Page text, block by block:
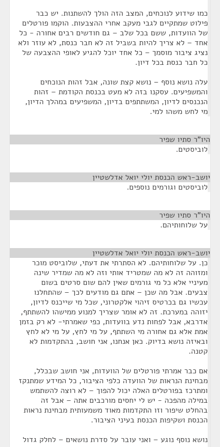
כמו שידוע לנוכחים, המצב הזה הולך להשתנות. יש כבר
פילוט שמתקיים לגבי מעקב אחרי ההצבעות. הוקמו פורטלים
של הוועדות, ששם בכל שלב – גם חודשים רבים אחורה - כל
אחד – לא צריך להיות בשביל זה לא חבר כנסת, לא עוזר ולא
נציג ציבור מוסמך – כל אחד יוכל להגיע לאופי ההצבעה של
כל חבר כנסת בכל דיון.
עלה נושא נוסף – נושא קצת שונה, אבל זהות הנוכחים
והמשפיעים. עסקנו בזה לא מעט בכנסת הקודמת – זהות
הנכנסים לדיון, המשתתפים בדיון, המשפיעים במהלך הדיון,
מי לחש משהו למי.
היו"ר סתיו שפיר
לוביסטים.
יושב-ראש הכנסת יולי יואל אדלשטיין
לוביסטים וגורמים נוספים.
היו"ר סתיו שפיר
על שלוחותיהם.
יושב-ראש הכנסת יולי יואל אדלשטיין
כן. על שלוחותיהם. לא הסתרתי את דעתי, שלוביסט מוכר
ומזוהה זה לא מה שמטריד אותי וזה לא מה שמדיר שינה
מעיניי אלא כל מי גורמים שאין להם שום סרטים בשום
צבעים. אבל מה שכן – אתם גם מודעים לכך – שהתחלנו
עכשיו גם בכרטיס זיהוי אלקטרוני, שכל מי שייכנס לדיון,
יזוהה במערכת. זה לא אומר שצריך למנוע ממישהו להשתתף,
אדרבא, אבל לפחות נדע בוועדות, כפי שאמרתי- לא רק בזמן
אמת אלא גם אחורה מי השתתף, על מי לחץ, על מי לא לחץ
ובאיזה נושא בדיוק. כאן אנחנו, אני חושב, בהתקדמות לא
קטנה.
אם כבר אמרתי פורטלים של הוועדות, אני חושב שבכלל,
מבחינת הנראות של הוועדה כלפי הציבור, כל המידע שמתנקז
ומתרכז בפורטלים האלה יכול להפוך – לא רוצה להשתמש
במילה מהפכה - יש לי יחסים מורכבים אתה – אבל זה
בהחלט שיפור וזו התקדמות מאוד משמעותית מבחינת נראות
הכנסת ושקיפות הכנסת בעיני הציבור.
נושא נוסף נוגע – ואני עובר על סדרת נושאים – לחלק גדול